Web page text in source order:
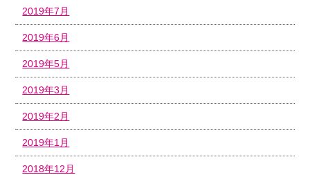
2019年7月
2019年6月
2019年5月
2019年3月
2019年2月
2019年1月
2018年12月